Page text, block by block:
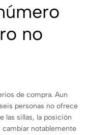
no
de compra. Aun
personas no ofrece
las sillas, la posición
cambiar notablemente